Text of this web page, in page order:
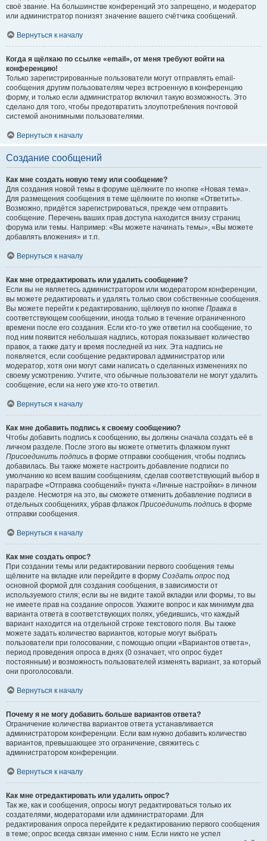
своё звание. На большинстве конференций это запрещено, и модератор
или администратор понизят значение вашего счётчика сообщений.
Вернуться к началу
Когда я щёлкаю по ссылке «email», от меня требуют войти на
конференцию!
Только зарегистрированные пользователи могут отправлять email-
сообщения другим пользователям через встроенную в конференцию
форму, и только если администратор включил такую возможность. Это
сделано для того, чтобы предотвратить злоупотребления почтовой
системой анонимными пользователями.
Вернуться к началу
Создание сообщений
Как мне создать новую тему или сообщение?
Для создания новой темы в форуме щёлкните по кнопке «Новая тема».
Для размещения сообщения в теме щёлкните по кнопке «Ответить».
Возможно, придётся зарегистрироваться, прежде чем отправить
сообщение. Перечень ваших прав доступа находится внизу страниц
форума или темы. Например: «Вы можете начинать темы», «Вы можете
добавлять вложения» и т.п.
Вернуться к началу
Как мне отредактировать или удалить сообщение?
Если вы не являетесь администратором или модератором конференции,
вы можете редактировать и удалять только свои собственные сообщения.
Вы можете перейти к редактированию, щёлкнув по кнопке Правка в
соответствующем сообщении, иногда только в течение ограниченного
времени после его создания. Если кто-то уже ответил на сообщение, то
под ним появится небольшая надпись, которая показывает количество
правок, а также дату и время последней из них. Эта надпись не
появляется, если сообщение редактировал администратор или
модератор, хотя они могут сами написать о сделанных изменениях по
своему усмотрению. Учтите, что обычные пользователи не могут удалить
сообщение, если на него уже кто-то ответил.
Вернуться к началу
Как мне добавить подпись к своему сообщению?
Чтобы добавить подпись к сообщению, вы должны сначала создать её в
личном разделе. После этого вы можете отметить флажком пункт
Присоединить подпись в форме отправки сообщения, чтобы подпись
добавилась. Вы также можете настроить добавление подписи по
умолчанию ко всем вашим сообщениям, сделав соответствующий выбор в
параграфе «Отправка сообщений» пункта «Личные настройки» в личном
разделе. Несмотря на это, вы сможете отменить добавление подписи в
отдельных сообщениях, убрав флажок Присоединить подпись в форме
отправки сообщения.
Вернуться к началу
Как мне создать опрос?
При создании темы или редактировании первого сообщения темы
щёлкните на вкладке или перейдите в форму Создать опрос под
основной формой для создания сообщения, в зависимости от
используемого стиля; если вы не видите такой вкладки или формы, то вы
не имеете прав на создание опросов. Укажите вопрос и как минимум два
варианта ответа в соответствующих полях, убедившись, что каждый
вариант находится на отдельной строке текстового поля. Вы также
можете задать количество вариантов, которые могут выбрать
пользователи при голосовании, с помощью опции «Вариантов ответа»,
период проведения опроса в днях (0 означает, что опрос будет
постоянным) и возможность пользователей изменять вариант, за который
они проголосовали.
Вернуться к началу
Почему я не могу добавить больше вариантов ответа?
Ограничение количества вариантов ответа устанавливается
администратором конференции. Если вам нужно добавить количество
вариантов, превышающее это ограничение, свяжитесь с
администратором конференции.
Вернуться к началу
Как мне отредактировать или удалить опрос?
Так же, как и сообщения, опросы могут редактироваться только их
создателями, модераторами или администраторами. Для
редактирования опроса перейдите к редактированию первого сообщения
в теме; опрос всегда связан именно с ним. Если никто не успел